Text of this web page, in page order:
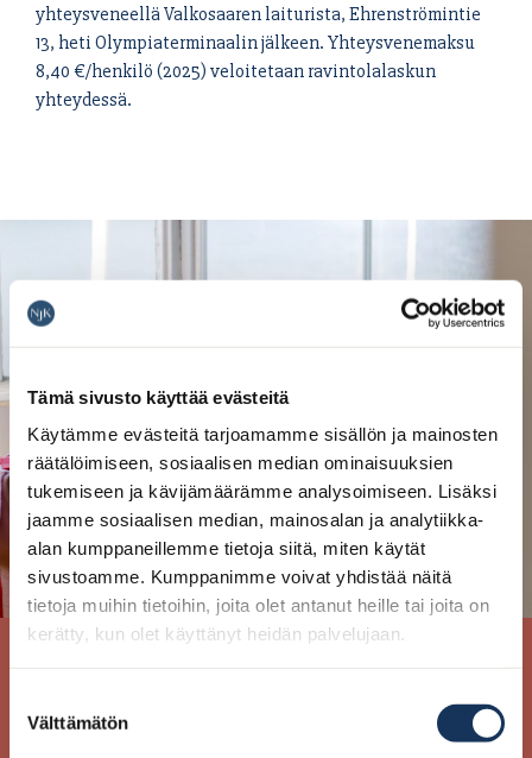
Tämä sivusto käyttää evästeitä
Käytämme evästeitä tarjoamamme sisällön ja mainosten
räätälöimiseen, sosiaalisen median ominaisuuksien
tukemiseen ja kävijämäärämme analysoimiseen. Lisäksi
jaamme sosiaalisen median, mainosalan ja analytiikka-
alan kumppaneillemme tietoja siitä, miten käytät
sivustoamme. Kumppanimme voivat yhdistää näitä
tietoja muihin tietoihin, joita olet antanut heille tai joita on
kerätty, kun olet käyttänyt heidän palvelujaan.
valinta
Välttämätön
yhteysveneellä Valkosaaren laiturista, Ehrenströmintie
13, heti Olympiaterminaalin jälkeen. Yhteysvenemaksu
8,40 €/henkilö (2025) veloitetaan ravintolalaskun
yhteydessä.
menuihin ja varmista seurueellesi paikka